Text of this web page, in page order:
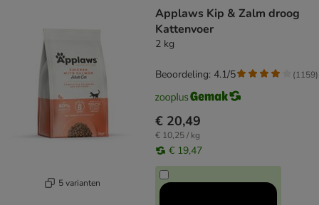
5 varianten
Applaws Kip & Zalm droog
Kattenvoer
2 kg
€ 20,49
€ 10,25 / kg
€ 19,47
Beoordeling: 4.1/5 (1159)